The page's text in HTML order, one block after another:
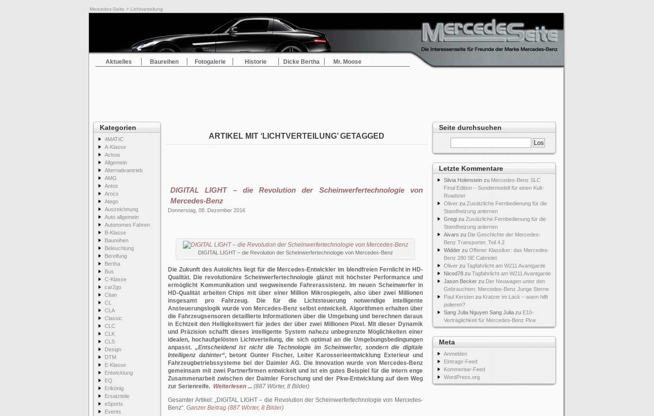
Mercedes-Seite > Lichtverteilung
Aktuelles Baureihen Fotogalerie Historie Dicke Bertha Mr. Moose
Kategorien
4MATIC
A-Klasse
Actros
Allgemein
Alternativantrieb
AMG
Antos
Arocs
Atego
Auszeichnung
Auto allgemein
Autonomes Fahren
B-Klasse
Baureihen
Beleuchtung
Bereifung
Bertha
Bus
C-Klasse
car2go
Citan
CL
CLA
Classic
CLC
CLK
CLS
Design
DTM
E-Klasse
Entwicklung
EQ
Erlkönig
Ersatzteile
eSports
Events
Seite durchsuchen
Letzte Kommentare
Silvia Holenstein zu Mercedes-Benz SLC
Final Edition – Sondermodell für einen Kult-
Roadster
Oliver zu Zusätzliche Fernbedienung für die
Standheizung anlernen
Gregi zu Zusätzliche Fernbedienung für die
Standheizung anlernen
Aivars zu Die Geschichte der Mercedes-
Benz Transporter, Teil 4.2
Widder zu Offener Klassiker: das Mercedes-
Benz 280 SE Cabriolet
Oliver zu Tagfahrlicht am W211 Avantgarde
Nicod78 zu Tagfahrlicht am W211 Avantgarde
Jason Becker zu Der Neuwagen unter den
Gebrauchten: Mercedes-Benz Junge Sterne
Paul Kersten zu Kratzer im Lack – wann hilft
polieren?
Sang Julia Nguyen Sang Julia zu E10-
Verträglichkeit für Mercedes-Benz Pkw
Meta
Anmelden
Eintrags-Feed
Kommentar-Feed
WordPress.org
ARTIKEL MIT ‘LICHTVERTEILUNG’ GETAGGED
DIGITAL LIGHT – die Revolution der Scheinwerfertechnologie von
Mercedes-Benz
Donnerstag, 08. Dezember 2016
DIGITAL LIGHT – die Revolution der Scheinwerfertechnologie von Mercedes-Benz
Die Zukunft des Autolichts liegt für die Mercedes-Entwickler im blendfreien Fernlicht in HD-
Qualität. Die revolutionäre Scheinwerfertechnologie glänzt mit höchster Performance und
ermöglicht Kommunikation und wegweisende Fahrerassistenz. Im neuen Scheinwerfer in
HD-Qualität arbeiten Chips mit über einer Million Mikrospiegeln, also über zwei Millionen
insgesamt pro Fahrzeug. Die für die Lichtsteuerung notwendige intelligente
Ansteuerungslogik wurde von Mercedes-Benz selbst entwickelt. Algorithmen erhalten über
die Fahrzeugsensoren detaillierte Informationen über die Umgebung und berechnen daraus
in Echtzeit den Helligkeitswert für jedes der über zwei Millionen Pixel. Mit dieser Dynamik
und Präzision schafft dieses intelligente System nahezu unbegrenzte Möglichkeiten einer
idealen, hochaufgelösten Lichtverteilung, die sich optimal an die Umgebungsbedingungen
anpasst. „Entscheidend ist nicht die Technologie im Scheinwerfer, sondern die digitale
Intelligenz dahinter“, betont Gunter Fischer, Leiter Karosserieentwicklung Exterieur und
Fahrzeugbetriebssysteme bei der Daimler AG. Die Innovation wurde von Mercedes-Benz
gemeinsam mit zwei Partnerfirmen entwickelt und ist ein gutes Beispiel für die intern enge
Zusammenarbeit zwischen der Daimler Forschung und der Pkw-Entwicklung auf dem Weg
zur Serienreife. Weiterlesen ... (887 Wörter, 8 Bilder)
Gesamter Artikel: DIGITAL LIGHT – die Revolution der Scheinwerfertechnologie von Mercedes-
Benz . Ganzer Beitrag (887 Wörter, 8 Bilder)